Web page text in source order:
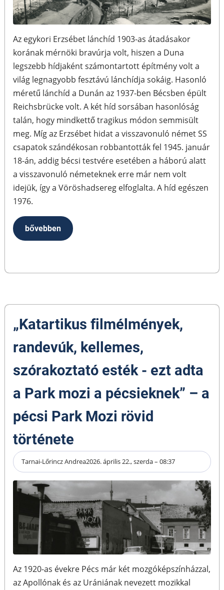
Az egykori Erzsébet lánchíd 1903-as átadásakor
korának mérnöki bravúrja volt, hiszen a Duna
legszebb hídjaként számontartott építmény volt a
világ legnagyobb fesztávú lánchídja sokáig. Hasonló
méretű lánchíd a Dunán az 1937-ben Bécsben épült
Reichsbrücke volt. A két híd sorsában hasonlóság
talán, hogy mindkettő tragikus módon semmisült
meg. Míg az Erzsébet hidat a visszavonuló német SS
csapatok szándékosan robbantották fel 1945. január
18-án, addig bécsi testvére esetében a háború alatt
a visszavonuló németeknek erre már nem volt
idejük, így a Vöröshadsereg elfoglalta. A híd egészen
1976.
bővebben
„Katartikus filmélmények,
randevúk, kellemes,
szórakoztató esték - ezt adta
a Park mozi a pécsieknek” – a
pécsi Park Mozi rövid
története
Tarnai-Lőrincz Andrea2026. április 22., szerda – 08:37
Az 1920-as évekre Pécs már két mozgóképszínházzal,
az Apollónak és az Urániának nevezett mozikkal